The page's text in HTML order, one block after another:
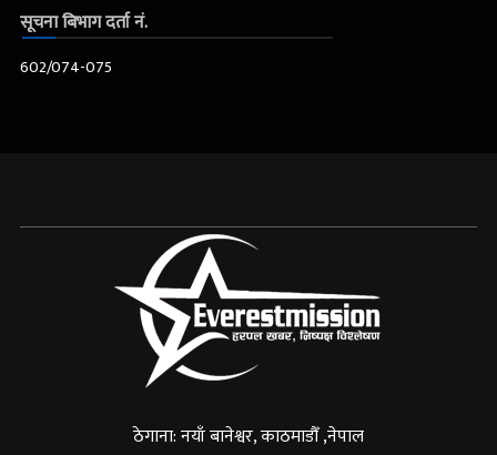
सूचना बिभाग दर्ता नं.
602/074-075
ठेगाना: नयाँ बानेश्वर, काठमाडौँ ,नेपाल